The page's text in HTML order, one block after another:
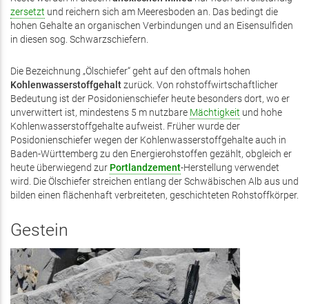
zersetzt und reichern sich am Meeresboden an. Das bedingt die
hohen Gehalte an organischen Verbindungen und an Eisensulfiden
in diesen sog. Schwarzschiefern.
Die Bezeichnung „Ölschiefer“ geht auf den oftmals hohen
Kohlenwasserstoffgehaltzurück. Von rohstoffwirtschaftlicher
Bedeutung ist der Posidonienschiefer heute besonders dort, wo er
unverwittert ist, mindestens 5 m nutzbare Mächtigkeit und hohe
Kohlenwasserstoffgehalte aufweist. Früher wurde der
Posidonienschiefer wegen der Kohlenwasserstoffgehalte auch in
Baden-Württemberg zu den Energierohstoffen gezählt, obgleich er
heute überwiegend zur Portlandzement-Herstellung verwendet
wird. Die Ölschiefer streichen entlang der Schwäbischen Alb aus und
bilden einen flächenhaft verbreiteten, geschichteten Rohstoffkörper.
Gestein